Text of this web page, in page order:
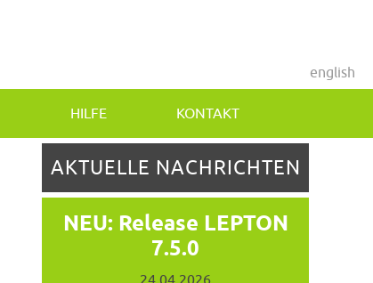
HILFE KONTAKT
english
AKTUELLE NACHRICHTEN
NEU: Release LEPTON
7.5.0
24.04.2026